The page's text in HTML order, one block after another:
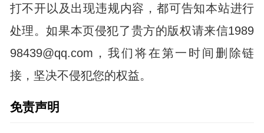
打不开以及出现违规内容，都可告知本站进行
处理。如果本页侵犯了贵方的版权请来信1989
98439@qq.com，我们将在第一时间删除链
接，坚决不侵犯您的权益。
免责声明